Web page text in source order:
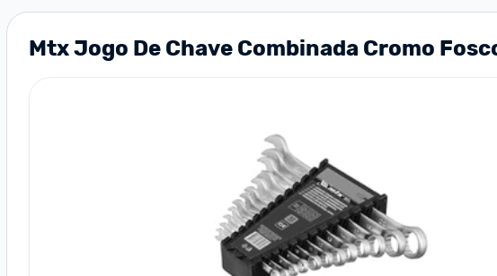
Mtx Jogo De Chave Combinada Cromo